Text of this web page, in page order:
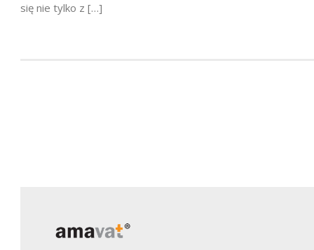
się nie tylko z […]